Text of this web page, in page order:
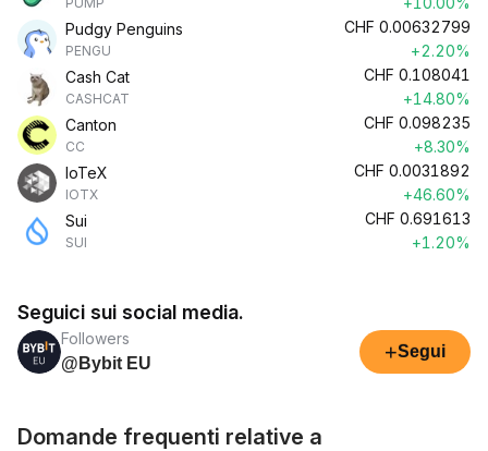
Pudgy Penguins
PENGU
CHF 0.00632799
+2.20%
Cash Cat
CASHCAT
CHF 0.108041
+14.80%
Canton
CC
CHF 0.098235
+8.30%
IoTeX
IOTX
CHF 0.0031892
+46.60%
Sui
SUI
CHF 0.691613
+1.20%
Seguici sui social media.
Followers
@Bybit EU
+Segui
Domande frequenti relative a